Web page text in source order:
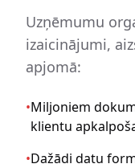
Uzņēmumu
izaicinājumi,
apjomā:
•Miljoniem
klientu
•Dažādi datu